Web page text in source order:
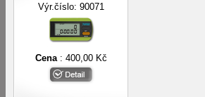
Výr.číslo: 90071
Cena : 400,00 Kč